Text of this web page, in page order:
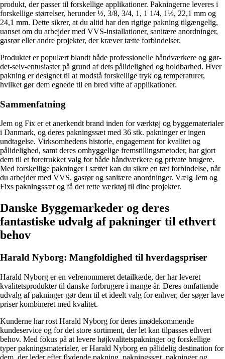
produkt, der passer til forskellige applikationer. Pakningerne leveres i
forskellige størrelser, herunder ½, 3/8, 3/4, 1, 1 1/4, 1½, 22,1 mm og
24,1 mm. Dette sikrer, at du altid har den rigtige pakning tilgængelig,
uanset om du arbejder med VVS-installationer, sanitære anordninger,
gasrør eller andre projekter, der kræver tætte forbindelser.
Produktet er populært blandt både professionelle håndværkere og gør-
det-selv-entusiaster på grund af dets pålidelighed og holdbarhed. Hver
pakning er designet til at modstå forskellige tryk og temperaturer,
hvilket gør dem egnede til en bred vifte af applikationer.
Sammenfatning
Jem og Fix er et anerkendt brand inden for værktøj og byggematerialer
i Danmark, og deres pakningssæt med 36 stk. pakninger er ingen
undtagelse. Virksomhedens historie, engagement for kvalitet og
pålidelighed, samt deres omhyggelige fremstillingsmetoder, har gjort
dem til et foretrukket valg for både håndværkere og private brugere.
Med forskellige pakninger i sættet kan du sikre en tæt forbindelse, når
du arbejder med VVS, gasrør og sanitære anordninger. Vælg Jem og
Fixs pakningssæt og få det rette værktøj til dine projekter.
Danske Byggemarkeder og deres
fantastiske udvalg af pakninger til ethvert
behov
Harald Nyborg: Mangfoldighed til hverdagspriser
Harald Nyborg er en velrenommeret detailkæde, der har leveret
kvalitetsprodukter til danske forbrugere i mange år. Deres omfattende
udvalg af pakninger gør dem til et ideelt valg for enhver, der søger lave
priser kombineret med kvalitet.
Kunderne har rost Harald Nyborg for deres imødekommende
kundeservice og for det store sortiment, der let kan tilpasses ethvert
behov. Med fokus på at levere højkvalitetspakninger og forskellige
typer pakningsmaterialer, er Harald Nyborg en pålidelig destination for
dem, der leder efter flydende pakning, pakningssæt, pakninger og